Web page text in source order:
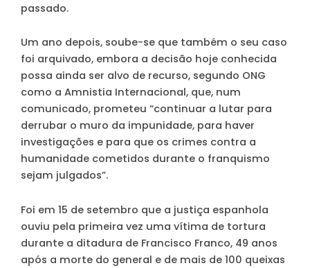
passado.
Um ano depois, soube-se que também o seu caso
foi arquivado, embora a decisão hoje conhecida
possa ainda ser alvo de recurso, segundo ONG
como a Amnistia Internacional, que, num
comunicado, prometeu “continuar a lutar para
derrubar o muro da impunidade, para haver
investigações e para que os crimes contra a
humanidade cometidos durante o franquismo
sejam julgados”.
Foi em 15 de setembro que a justiça espanhola
ouviu pela primeira vez uma vítima de tortura
durante a ditadura de Francisco Franco, 49 anos
após a morte do general e de mais de 100 queixas